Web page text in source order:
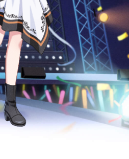
バンダイナムコID Link設定